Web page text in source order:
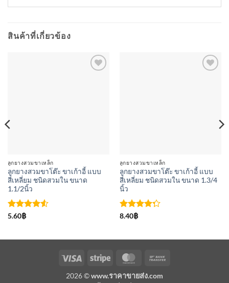
สินค้าที่เกี่ยวข้อง
ลูกยางสวมขาเหล็ก
ลูกยางสวมขาโต๊ะ ขาเก้าอี้ แบบ
สี่เหลี่ยม ชนิดสวมใน ขนาด
1.1/2นิ้ว
ให้คะแนน
คะแนน
5.60฿
ลูกยางสวมขาเหล็ก
ลูกยางสวมขาโต๊ะ ขาเก้าอี้ แบบ
สี่เหลี่ยม ชนิดสวมใน ขนาด 1.3/4
นิ้ว
ให้
ตั้งแต่ 1-5
8.40฿
Visa Stripe MasterCard
2026 ©www.ราคาขายส่ง.com